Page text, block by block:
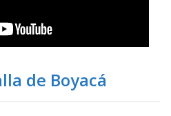
de Boyacá